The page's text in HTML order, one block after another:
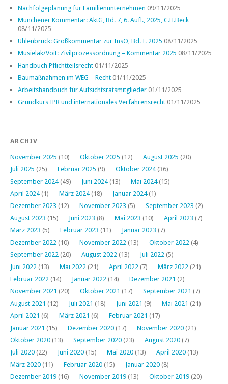
Nachfolgeplanung für Familienunternehmen 09/11/2025
Münchener Kommentar: AktG, Bd. 7, 6. Aufl., 2025, C.H.Beck
08/11/2025
Uhlenbruck: Großkommentar zur InsO, Bd. I. 2025 08/11/2025
Musielak/Voit: Zivilprozessordnung – Kommentar 2025 08/11/2025
Handbuch Pflichtteilsrecht 01/11/2025
Baumaßnahmen im WEG – Recht 01/11/2025
Arbeitshandbuch für Aufsichtsratsmitglieder 01/11/2025
Grundkurs IPR und internationales Verfahrensrecht 01/11/2025
ARCHIV
November 2025 (10) Oktober 2025 (12) August 2025 (20)
Juli 2025 (25) Februar 2025 (9) Oktober 2024(36)
September 2024(49) Juni 2024(13) Mai 2024(15)
April 2024(1) März 2024(18) Januar 2024(1)
Dezember 2023 (12) November 2023 (5) September 2023 (2)
August 2023 (15) Juni 2023 (8) Mai 2023 (10) April 2023 (7)
März 2023 (5) Februar 2023 (11) Januar 2023 (7)
Dezember 2022 (10) November 2022 (13) Oktober 2022 (4)
September 2022 (20) August 2022 (13) Juli 2022 (5)
Juni 2022 (13) Mai 2022 (21) April 2022 (7) März 2022 (21)
Februar 2022 (14) Januar 2022 (14) Dezember 2021 (2)
November 2021 (20) Oktober 2021 (17) September 2021 (7)
August 2021 (12) Juli 2021 (18) Juni 2021 (9) Mai 2021 (21)
April 2021 (6) März 2021 (6) Februar 2021 (17)
Januar 2021 (15) Dezember 2020 (17) November 2020 (21)
Oktober 2020 (13) September 2020 (23) August 2020 (7)
Juli 2020 (22) Juni 2020 (15) Mai 2020 (13) April 2020 (13)
März 2020 (11) Februar 2020 (15) Januar 2020 (8)
Dezember 2019 (16) November 2019 (13) Oktober 2019 (20)